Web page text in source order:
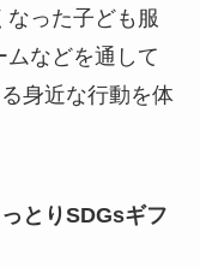
った子ども服
ムなどを通して
身近な行動を体
とりSDGsギフ